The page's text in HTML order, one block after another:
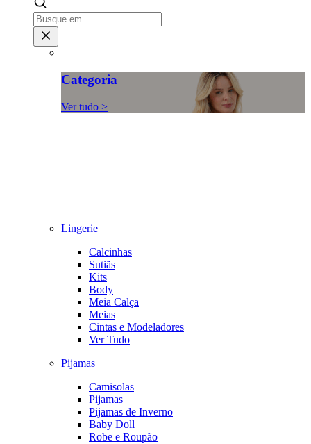
Categoria
Ver tudo >
Lingerie
Calcinhas
Sutiãs
Kits
Body
Meia Calça
Meias
Cintas e Modeladores
Ver Tudo
Pijamas
Camisolas
Pijamas
Pijamas de Inverno
Baby Doll
Robe e Roupão